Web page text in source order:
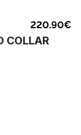
220.90€
COLLAR